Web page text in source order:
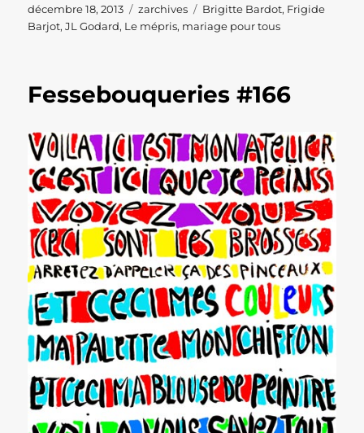
Publié
le
décembre 18, 2013 Catégories
zarchives Étiquettes
Brigitte Bardot, Frigide
Barjot,JL Godard, Le mépris, mariage pour tous
Fessebouqueries #166